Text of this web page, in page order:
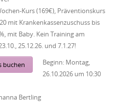
Kurs (169€), Präventionskurs
mit Krankenkassenzuschuss bis
mit Baby. Kein Training am
25.12.26. und 7.1.27!
buchen Beginn: Montag,
26.10.2026 um 10:30
Bertling